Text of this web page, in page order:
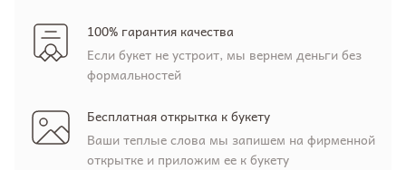
100% гарантия качества
Если букет не устроит, мы вернем деньги без
формальностей
Бесплатная открытка к букету
Ваши теплые слова мы запишем на фирменной
открытке и приложим ее к букету